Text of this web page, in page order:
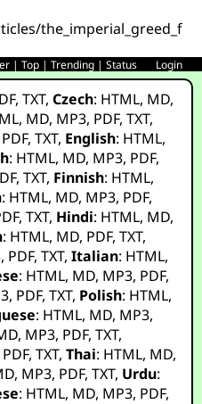
|Top |Trending |Status Login
,TXT,Czech: HTML, MD,
, MD, MP3, PDF,TXT,
PDF,TXT, English: HTML,
: HTML, MD, MP3, PDF,
,TXT, Finnish: HTML,
: HTML, MD, MP3, PDF,
,TXT, Hindi: HTML, MD,
: HTML, MD, PDF,TXT,
, PDF,TXT,Italian: HTML,
: HTML, MD, MP3, PDF,
, PDF,TXT, Polish: HTML,
: HTML, MD, MP3,
, MP3, PDF,TXT,
PDF,TXT,Thai: HTML, MD,
, MP3, PDF,TXT, Urdu:
: HTML, MD, MP3, PDF,